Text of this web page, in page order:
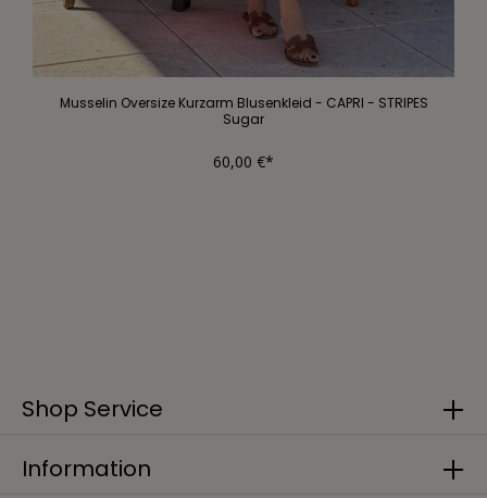
Musselin Oversize Kurzarm Blusenkleid - CAPRI - STRIPES
Sugar
60,00 €*
Shop Service
Information